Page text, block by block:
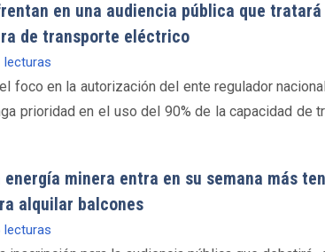
en una audiencia pública que
de transporte eléctrico
lecturas
foco en la autorización del ente regulador
prioridad en el uso del 90% de la capacidad de
energía minera entra en su semana más
alquilar balcones
lecturas